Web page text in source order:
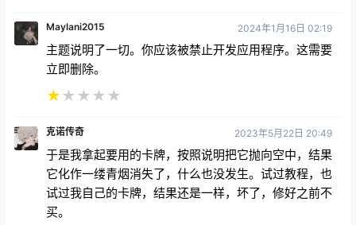
Maylani2015 2024年1月16日 02:19
主题说明了一切。你应该被禁止开发应用程序。这需要
立即删除。
★★ ★ ★ ★
克诺传奇 2023年5月22日 20:49
于是我拿起要用的卡牌，按照说明把它抛向空中，结果
它化作一缕青烟消失了，什么也没发生。试过教程，也
试过我自己的卡牌，结果还是一样，坏了，修好之前不
买。